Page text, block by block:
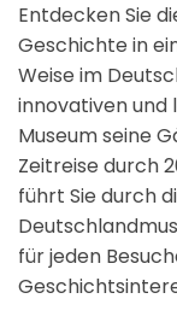
Entdecken Sie
Geschichte in
Weise im
innovativen und
Museum seine
Zeitreise durch
führt Sie durch
für jeden